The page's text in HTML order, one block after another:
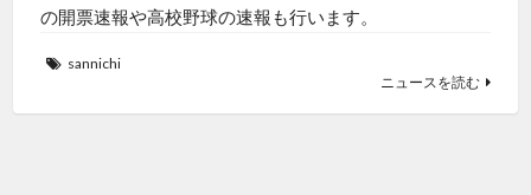
の開票速報や高校野球の速報も行います。
sannichi
ニュースを読む